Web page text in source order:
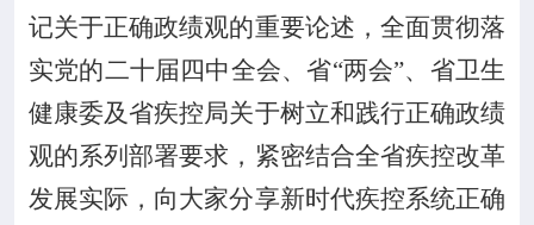
记关于正确政绩观的重要论述，全面贯彻落
实党的二十届四中全会、省“两会”、省卫生
健康委及省疾控局关于树立和践行正确政绩
观的系列部署要求，紧密结合全省疾控改革
发展实际，向大家分享新时代疾控系统正确